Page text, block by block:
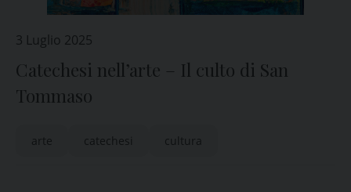
3 Luglio 2025
Catechesi nell’arte – Il culto di San
Tommaso
arte catechesi cultura